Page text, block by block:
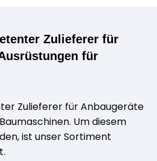
Zulieferer für
für
Zulieferer für Anbaugeräte
Um diesem
ist unser Sortiment